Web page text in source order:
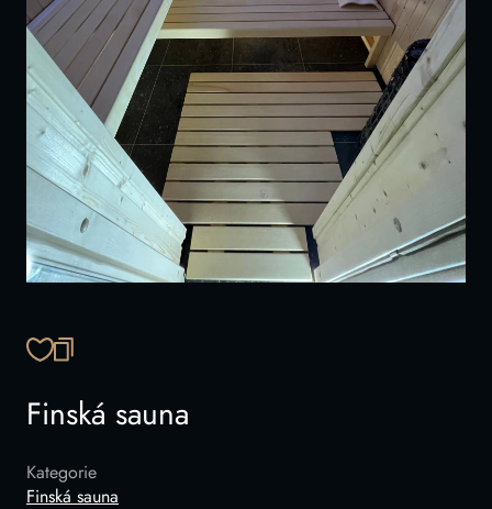
ZKOPÍROVAT ODKAZ
Finská sauna
Kategorie
Finská sauna